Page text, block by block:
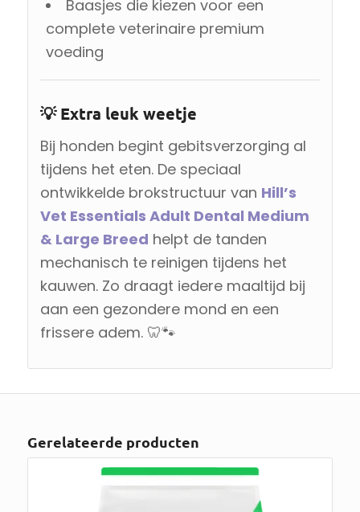
Baasjes die kiezen voor een
complete veterinaire premium
voeding
💡 Extra leuk weetje
Bij honden begint gebitsverzorging al
tijdens het eten. De speciaal
ontwikkelde brokstructuur van Hill’s
Vet Essentials Adult Dental Medium
& Large Breed helpt de tanden
mechanisch te reinigen tijdens het
kauwen. Zo draagt iedere maaltijd bij
aan een gezondere mond en een
frissere adem. 🦷🐾
Gerelateerde producten